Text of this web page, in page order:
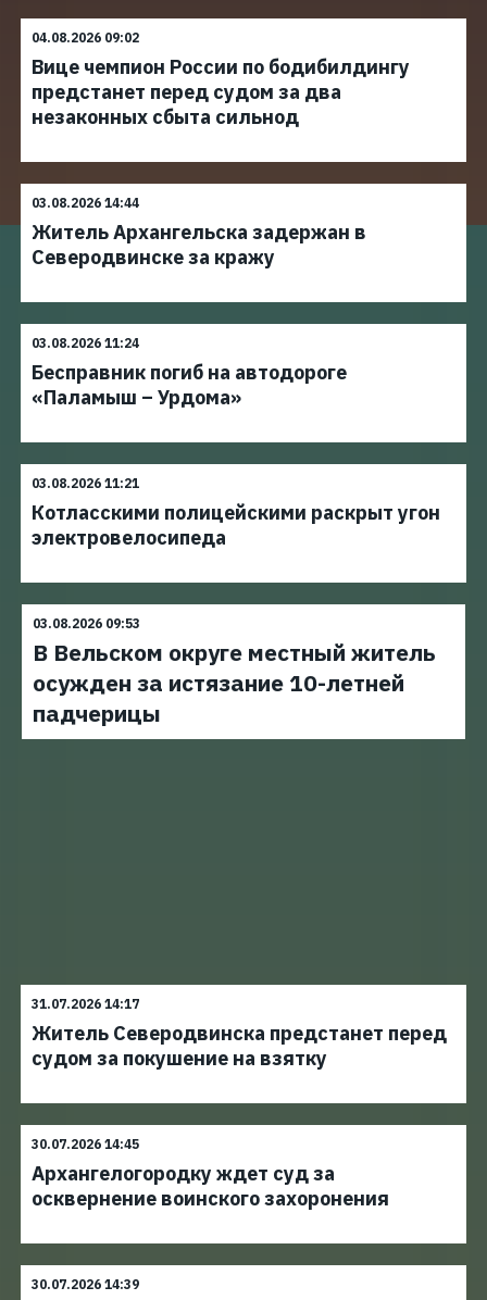
04.08.2026 09:02
Вице чемпион России по бодибилдингу
предстанет перед судом за два
незаконных сбыта сильнод
03.08.2026 14:44
Житель Архангельска задержан в
Северодвинске за кражу
03.08.2026 11:24
Бесправник погиб на автодороге
«Паламыш – Урдома»
03.08.2026 11:21
Котласскими полицейскими раскрыт угон
электровелосипеда
03.08.2026 09:53
В Вельском округе местный житель
осужден за истязание 10-летней
падчерицы
31.07.2026 14:17
Житель Северодвинска предстанет перед
судом за покушение на взятку
30.07.2026 14:45
Архангелогородку ждет суд за
осквернение воинского захоронения
30.07.2026 14:39